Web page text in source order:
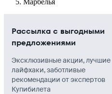
Рассылка с выгодными
предложениями
Эксклюзивные акции, лучшие
лайфхаки, заботливые
рекомендации от экспертов
Купибилета